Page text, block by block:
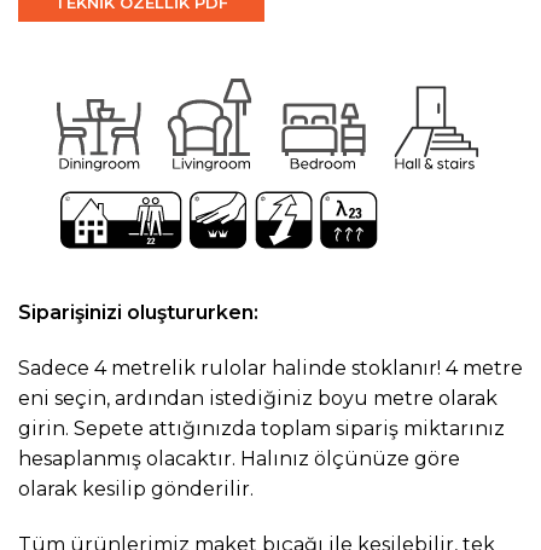
Siparişinizi oluştururken:
Sadece 4 metrelik rulolar halinde stoklanır! 4 metre
eni seçin, ardından istediğiniz boyu metre olarak
girin. Sepete attığınızda toplam sipariş miktarınız
hesaplanmış olacaktır. Halınız ölçünüze göre
olarak kesilip gönderilir.
Tüm ürünlerimiz maket bıçağı ile kesilebilir, tek